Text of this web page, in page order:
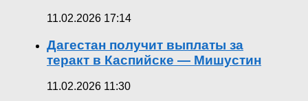
11.02.2026 17:14
Дагестан получит выплаты за
теракт в Каспийске — Мишустин
11.02.2026 11:30